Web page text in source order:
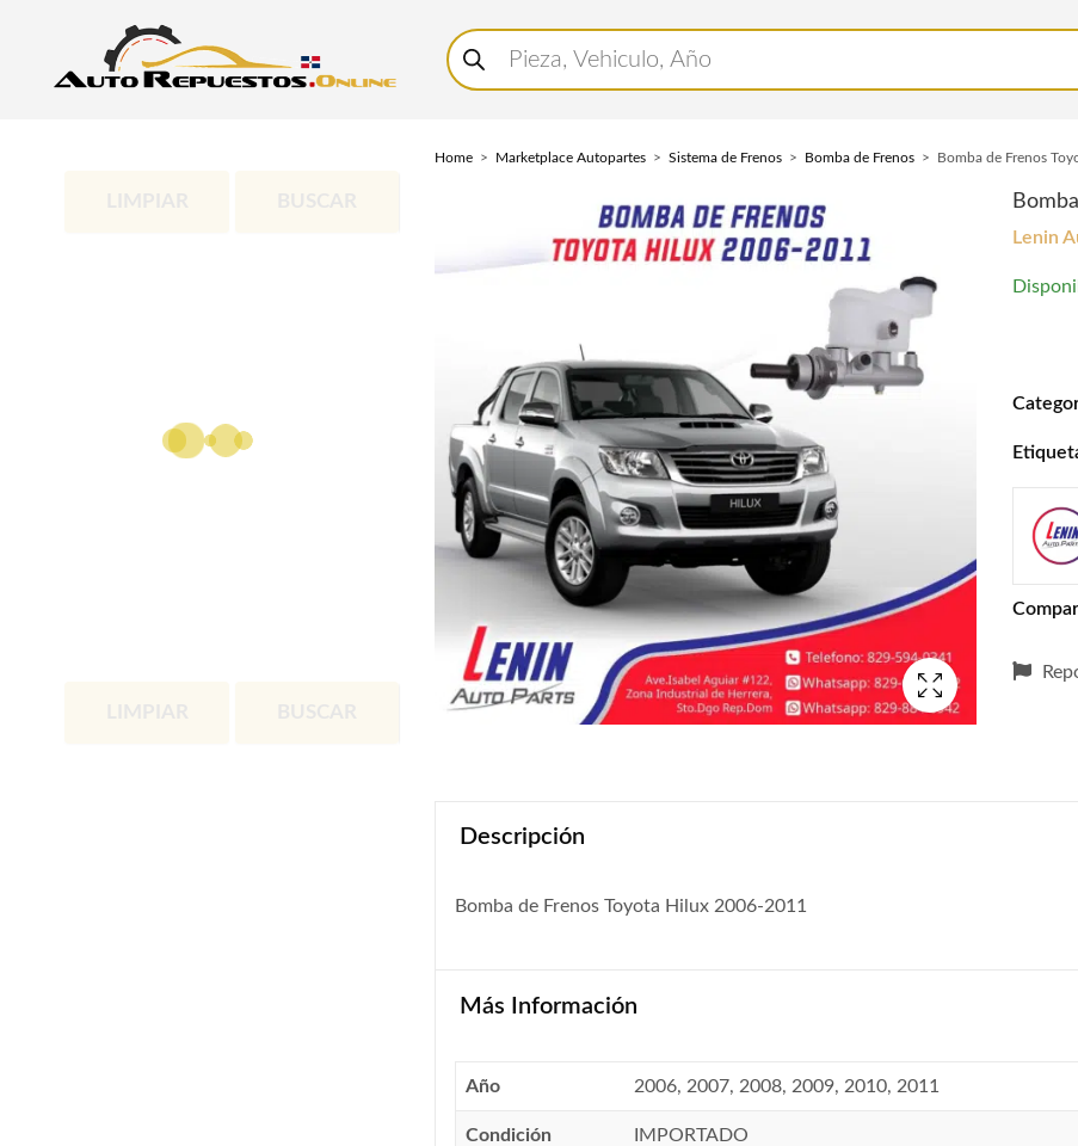
Buscar
productos
Home Marketplace Autopartes Sistema de Frenos Bomba de Frenos Bomba de Frenos
Lenin
Descripción
Bomba de Frenos Toyota Hilux 2006-2011
Más Información
Año 2006, 2007, 2008, 2009, 2010, 2011
Condición IMPORTADO